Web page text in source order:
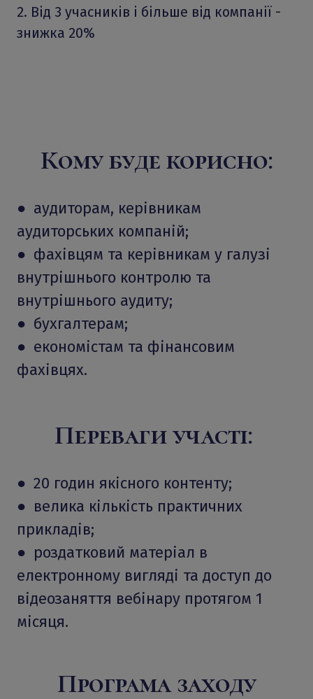
2. Від 3 учасників і більше від компанії -
знижка 20%
Кому буде корисно:
● аудиторам, керівникам
аудиторських компаній;
● фахівцям та керівникам у галузі
внутрішнього контролю та
внутрішнього аудиту;
● бухгалтерам;
● економістам та фінансовим
фахівцях.
Переваги участі:
● 20 годин якісного контенту;
● велика кількість практичних
прикладів;
● роздатковий матеріал в
електронному вигляді та доступ до
відеозаняття вебінару протягом 1
місяця.
Програма заходу